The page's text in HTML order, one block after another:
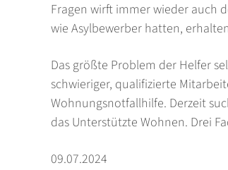
Fragen wirft immer wieder auch
wie Asylbewerber hatten,
Das größte Problem der Helfer
schwieriger, qualifizierte
Wohnungsnotfallhilfe. Derzeit
das Unterstützte Wohnen. Drei
09.07.2024